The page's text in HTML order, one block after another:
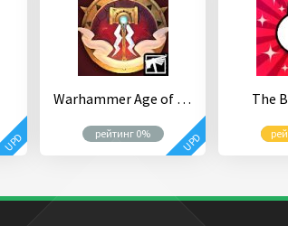
UPD
Warhammer Age of Sigmar: Realm War
рейтинг 0% UPD
The